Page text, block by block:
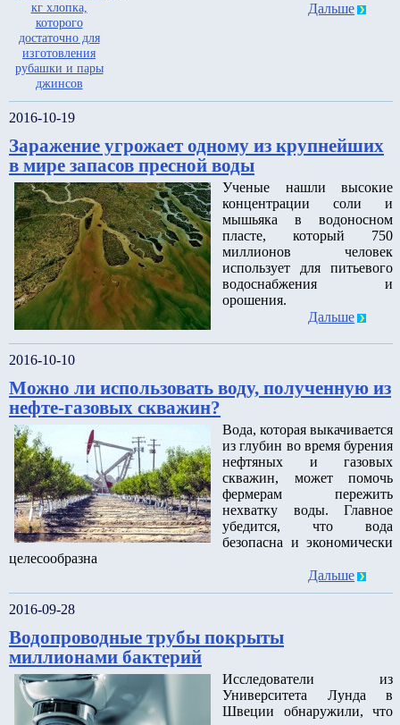
Дальше
2016-10-19
Заражение угрожает одному из крупнейших
в мире запасов пресной воды
Ученые нашли высокие
концентрации соли и
мышьяка в водоносном
пласте, который 750
миллионов человек
использует для питьевого
водоснабжения и
орошения.
Дальше
2016-10-10
Можно ли использовать воду, полученную из
нефте-газовых скважин?
Вода, которая выкачивается
из глубин во время бурения
нефтяных и газовых
скважин, может помочь
фермерам пережить
нехватку воды. Главное
убедится, что вода
безопасна и экономически
целесообразна
Дальше
2016-09-28
Водопроводные трубы покрыты
миллионами бактерий
Исследователи из
Университета Лунда в
Швеции обнаружили, что